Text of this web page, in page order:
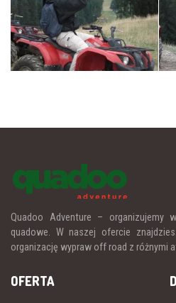
Quadoo Adventure – organizujemy
quadowe. W naszej ofercie
organizację wypraw off road z różnymi
OFERTA